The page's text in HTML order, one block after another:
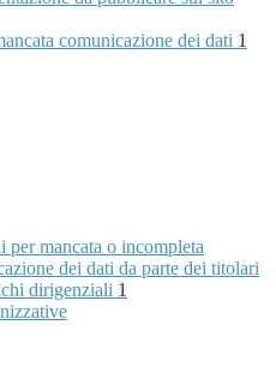
comunicazione dei dati 1
per mancata o incompleta
dei dati da parte dei titolari
dirigenziali 1